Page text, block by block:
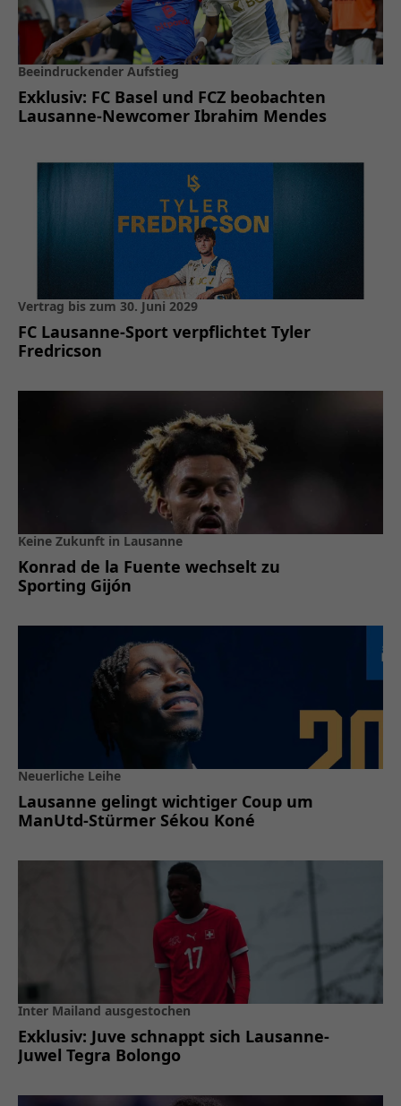
Beeindruckender Aufstieg
Exklusiv: FC Basel und FCZ beobachten
Lausanne-Newcomer Ibrahim Mendes
Vertrag bis zum 30. Juni 2029
FC Lausanne-Sport verpflichtet Tyler
Fredricson
Keine Zukunft in Lausanne
Konrad de la Fuente wechselt zu
Sporting Gijón
Neuerliche Leihe
Lausanne gelingt wichtiger Coup um
ManUtd-Stürmer Sékou Koné
Inter Mailand ausgestochen
Exklusiv: Juve schnappt sich Lausanne-
Juwel Tegra Bolongo